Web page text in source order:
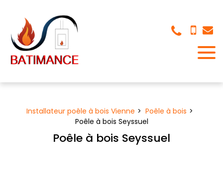
Installateur poêle à bois Vienne
Poêle à bois
Poêle à bois Seyssuel
Poêle à bois Seyssuel